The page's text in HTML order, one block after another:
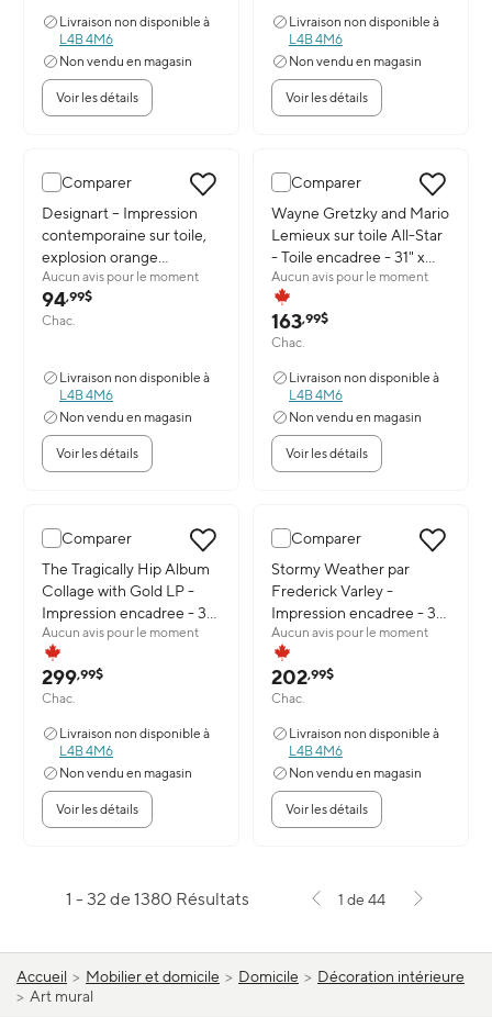
Livraison non disponible à
L4B 4M6
Non vendu en magasin
Voir les détails
Livraison non disponible à
L4B 4M6
Non vendu en magasin
Voir les détails
Comparer
Image du produit: Designart – Impression contemporaine sur
Designart – Impression
contemporaine sur toile,
explosion orange
(PT3060-32-16)
Aucun avis pour le moment
94,99$
Chac.
Livraison non disponible à
L4B 4M6
Non vendu en magasin
Voir les détails
Comparer
Image du produit: Wayne
Wayne Gretzky and Mario
Lemieux sur toile All-Star
- Toile encadree - 31" x
22"
Aucun avis pour le moment
163,99$
Chac.
Livraison non disponible à
L4B 4M6
Non vendu en magasin
Voir les détails
Comparer
Image du produit: The Tragically Hip Album Collage with Gold LP
The Tragically Hip Album
Collage with Gold LP -
Impression encadree - 33"
x 29"
Aucun avis pour le moment
299,99$
Chac.
Livraison non disponible à
L4B 4M6
Non vendu en magasin
Voir les détails
Comparer
Image du produit: Stormy
Stormy Weather par
Frederick Varley -
Impression encadree - 34"
x 30"
Aucun avis pour le moment
202,99$
Chac.
Livraison non disponible à
L4B 4M6
Non vendu en magasin
Voir les détails
1 - 32 de 1380 Résultats 1 de 44
Accueil > Mobilier et domicile > Domicile > Décoration intérieure
> Art mural